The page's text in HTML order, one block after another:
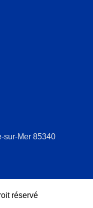
sur-Mer 85340
réservé